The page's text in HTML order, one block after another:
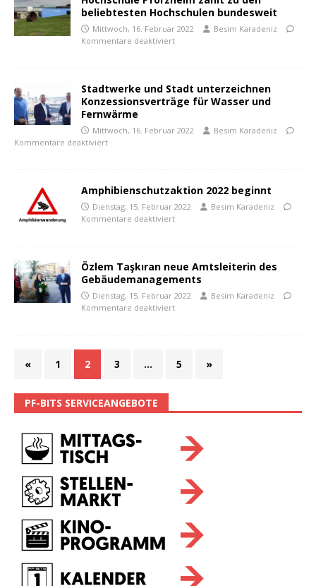
beliebtesten Hochschulen bundesweit
Mittwoch, 16. Februar 2022
Besim Karadeniz
Kommentare deaktiviert
Stadtwerke und Stadt unterzeichnen
Konzessionsverträge für Wasser und
Fernwärme
Mittwoch, 16. Februar 2022
Besim Karadeniz
Kommentare deaktiviert
Amphibienschutzaktion 2022 beginnt
Dienstag, 15. Februar 2022
Besim Karadeniz
Kommentare deaktiviert
Özlem Taşkıran neue Amtsleiterin des
Gebäudemanagements
Dienstag, 15. Februar 2022
Besim Karadeniz
Kommentare deaktiviert
« 1 2 3 … 5 »
PF-BITS SERVICEANGEBOTE